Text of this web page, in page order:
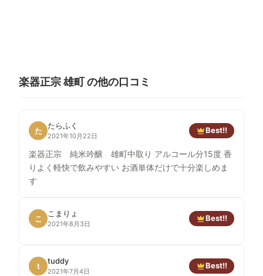
楽器正宗 雄町 の他の口コミ
た
たらふく
2021年10月22日
Best!!
楽器正宗 純米吟醸 雄町中取り アルコール分15度 香
りよく軽快で飲みやすい お酒単体だけで十分楽しめま
す
こ
こまりょ
2021年8月3日
Best!!
t
tuddy
2021年7月4日
Best!!